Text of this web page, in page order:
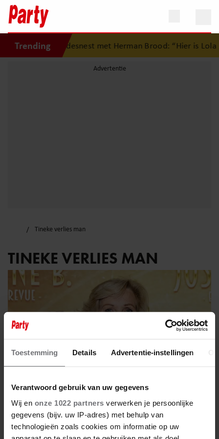
Toestemming Details Advertentie-instellingen
Verantwoord gebruik van uw gegevens
Wij en onze 1022 partners verwerken je persoonlijke
gegevens (bijv. uw IP-adres) met behulp van
technologieën zoals cookies om informatie op uw
Trending
op eerste liefdesnest met Herman Brood: “Hier is Lola
Tineke verlies man
TINEKE VERLIES MAN
1 maart 2025